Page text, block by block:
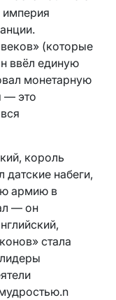
(которые
ввёл единую
монетарную
— это
король
датские набеги,
армию в
— он
стала